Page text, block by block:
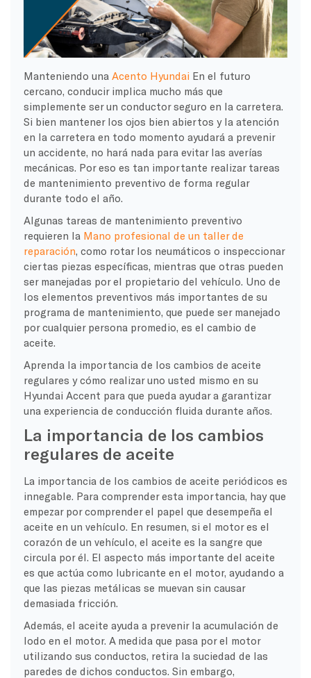
Manteniendo una Acento Hyundai En el futuro
cercano, conducir implica mucho más que
simplemente ser un conductor seguro en la carretera.
Si bien mantener los ojos bien abiertos y la atención
en la carretera en todo momento ayudará a prevenir
un accidente, no hará nada para evitar las averías
mecánicas. Por eso es tan importante realizar tareas
de mantenimiento preventivo de forma regular
durante todo el año.
Algunas tareas de mantenimiento preventivo
requieren la Mano profesional de un taller de
reparación , como rotar los neumáticos o inspeccionar
ciertas piezas específicas, mientras que otras pueden
ser manejadas por el propietario del vehículo. Uno de
los elementos preventivos más importantes de su
programa de mantenimiento, que puede ser manejado
por cualquier persona promedio, es el cambio de
aceite.
Aprenda la importancia de los cambios de aceite
regulares y cómo realizar uno usted mismo en su
Hyundai Accent para que pueda ayudar a garantizar
una experiencia de conducción fluida durante años.
La importancia de los cambios
regulares de aceite
La importancia de los cambios de aceite periódicos es
innegable. Para comprender esta importancia, hay que
empezar por comprender el papel que desempeña el
aceite en un vehículo. En resumen, si el motor es el
corazón de un vehículo, el aceite es la sangre que
circula por él. El aspecto más importante del aceite
es que actúa como lubricante en el motor, ayudando a
que las piezas metálicas se muevan sin causar
demasiada fricción.
Además, el aceite ayuda a prevenir la acumulación de
lodo en el motor. A medida que pasa por el motor
utilizando sus conductos, retira la suciedad de las
paredes de dichos conductos. Sin embargo,